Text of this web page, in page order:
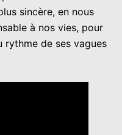
sincère, en nous
à nos vies, pour
rythme de ses vagues